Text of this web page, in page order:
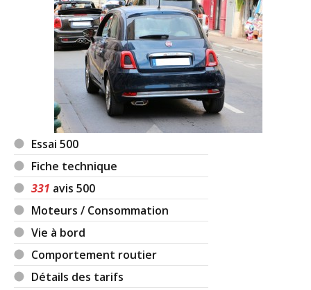
Essai 500
Fiche technique
331 avis 500
Moteurs / Consommation
Vie à bord
Comportement routier
Détails des tarifs